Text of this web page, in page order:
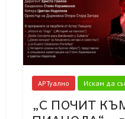
АРТуално Искам да
„С ПОЧИТ